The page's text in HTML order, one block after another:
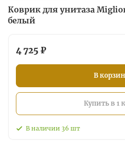
Коврик для унитаза
белый
4 725 ₽
В
Купить в 1
В наличии 36 шт